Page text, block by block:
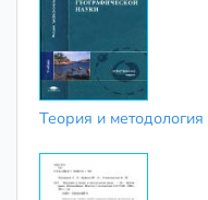
Теория и